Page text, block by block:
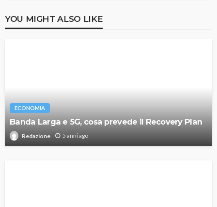
YOU MIGHT ALSO LIKE
ECONOMIA
Banda Larga e 5G, cosa prevede il Recovery Plan
Redazione 5 anni ago